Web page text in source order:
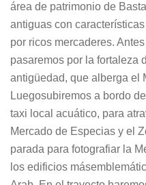
área de patrimonio de
antiguas con
por ricos mercaderes.
pasaremos por la fortaleza
antigüedad, que alberga el
Luegosubiremos a bordo
taxi local acuático, para
Mercado de Especias y el
parada para fotografiar la
los edificios